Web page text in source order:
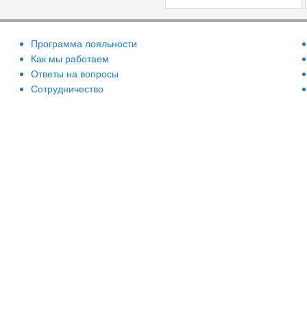
Программа лояльности
Как мы работаем
Ответы на вопросы
Сотрудничество